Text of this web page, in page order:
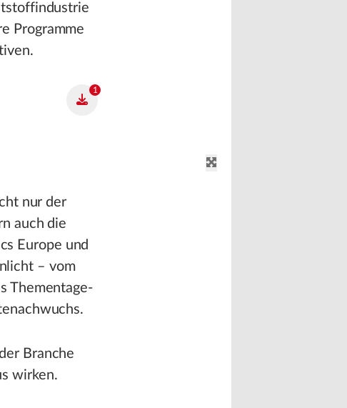
Programme
1
nur der
auch die
Europe und
– vom
Thementage-
Branche
wirken.